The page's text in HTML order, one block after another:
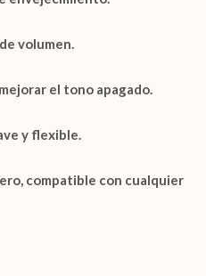
volumen.
el tono apagado.
y flexible.
, compatible con cualquier